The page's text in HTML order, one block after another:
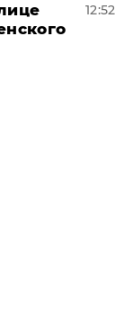
12:52